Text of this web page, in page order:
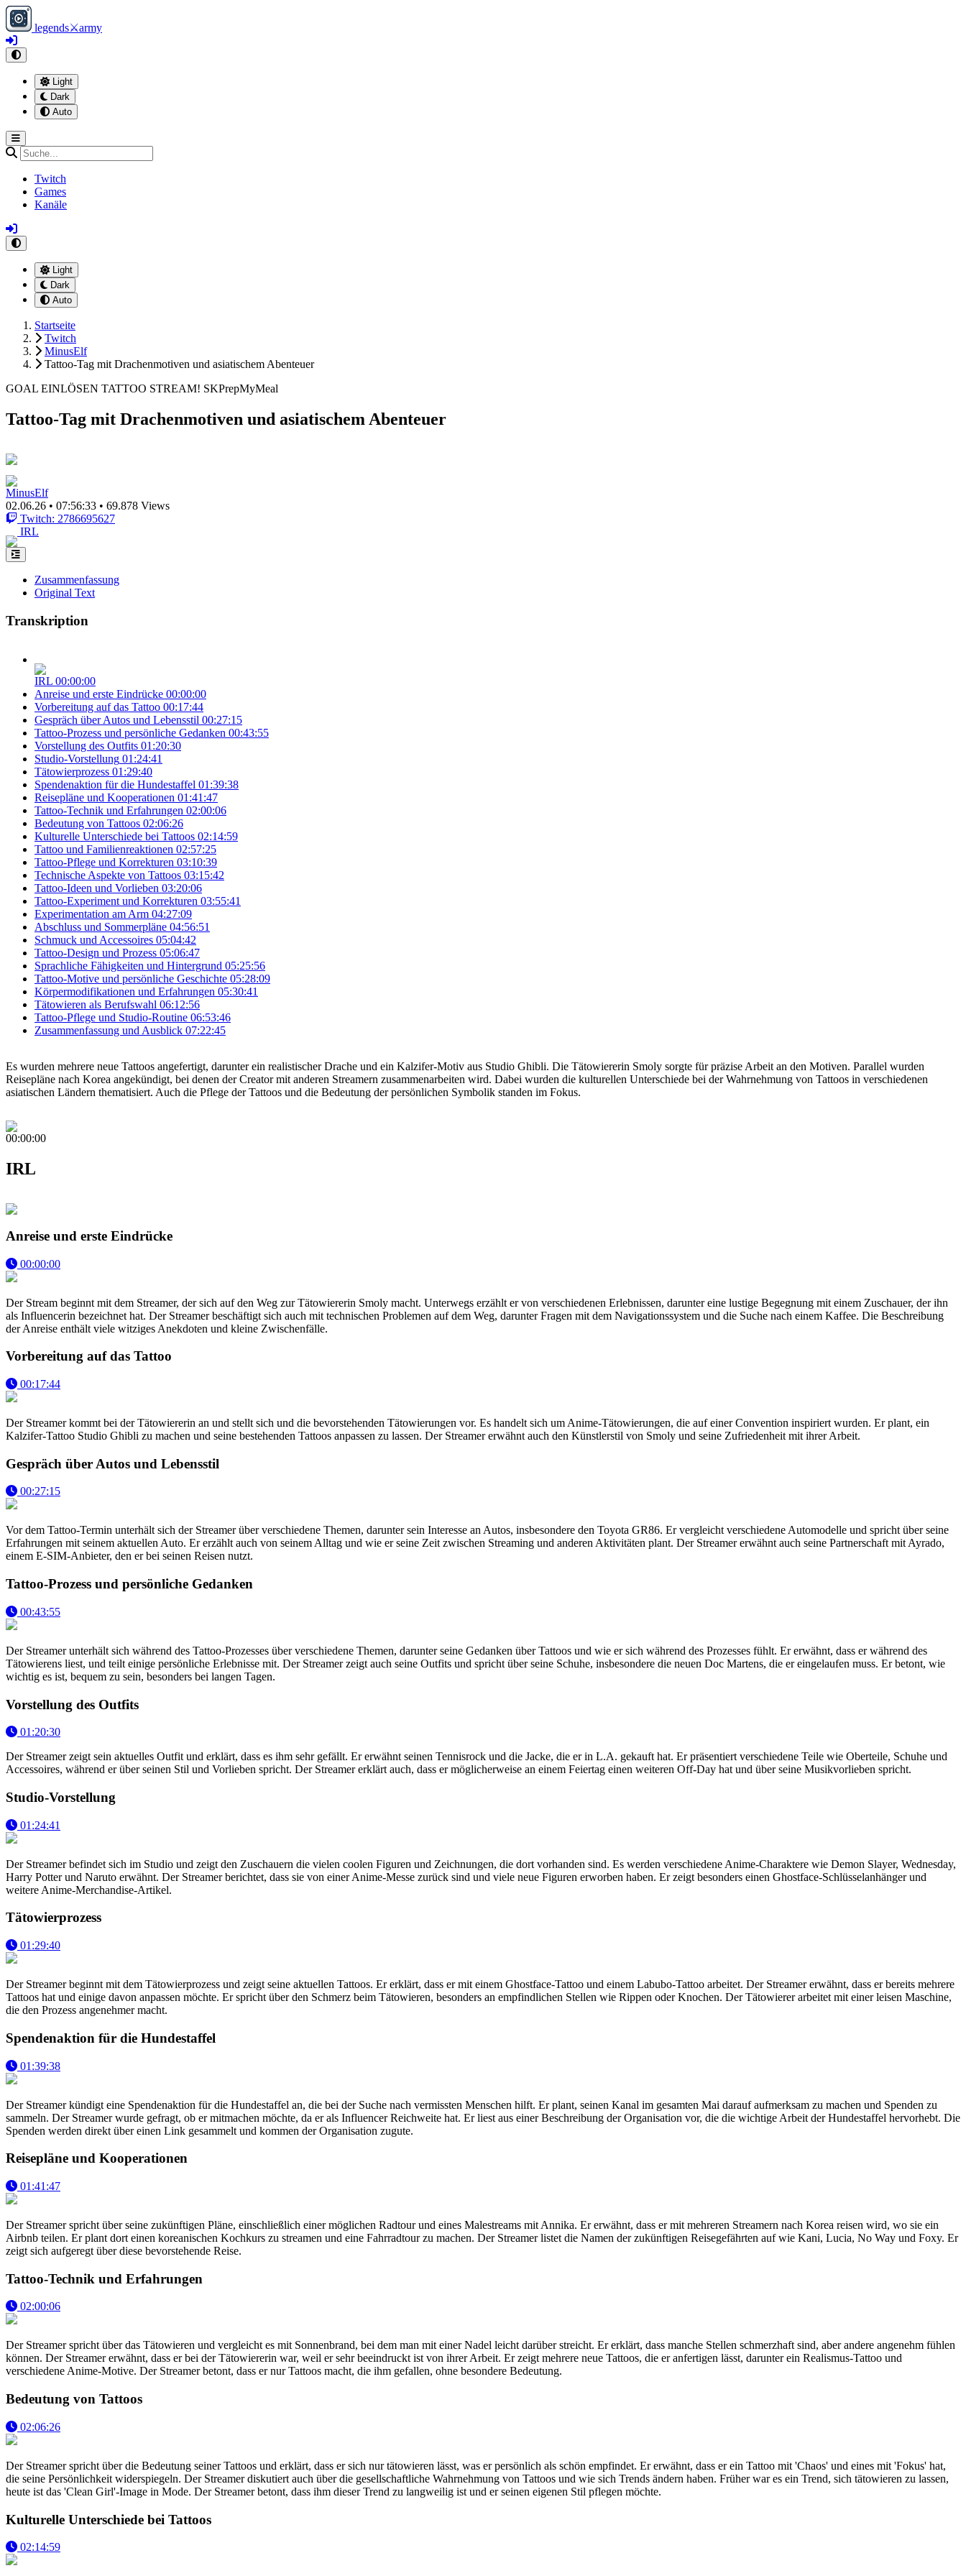
legends⚔army
Light
Dark
Auto
Twitch
Games
Kanäle
Light
Dark
Auto
Startseite
Twitch
MinusElf
Tattoo-Tag mit Drachenmotiven und asiatischem Abenteuer
GOAL EINLÖSEN TATTOO STREAM! SKPrepMyMeal
Tattoo-Tag mit Drachenmotiven und asiatischem Abenteuer
MinusElf
02.06.26 • 07:56:33 • 69.878 Views
Twitch: 2786695627
IRL
Zusammenfassung
Original Text
Transkription
IRL 00:00:00
Anreise und erste Eindrücke 00:00:00
Vorbereitung auf das Tattoo 00:17:44
Gespräch über Autos und Lebensstil 00:27:15
Tattoo-Prozess und persönliche Gedanken 00:43:55
Vorstellung des Outfits 01:20:30
Studio-Vorstellung 01:24:41
Tätowierprozess 01:29:40
Spendenaktion für die Hundestaffel 01:39:38
Reisepläne und Kooperationen 01:41:47
Tattoo-Technik und Erfahrungen 02:00:06
Bedeutung von Tattoos 02:06:26
Kulturelle Unterschiede bei Tattoos 02:14:59
Tattoo und Familienreaktionen 02:57:25
Tattoo-Pflege und Korrekturen 03:10:39
Technische Aspekte von Tattoos 03:15:42
Tattoo-Ideen und Vorlieben 03:20:06
Tattoo-Experiment und Korrekturen 03:55:41
Experimentation am Arm 04:27:09
Abschluss und Sommerpläne 04:56:51
Schmuck und Accessoires 05:04:42
Tattoo-Design und Prozess 05:06:47
Sprachliche Fähigkeiten und Hintergrund 05:25:56
Tattoo-Motive und persönliche Geschichte 05:28:09
Körpermodifikationen und Erfahrungen 05:30:41
Tätowieren als Berufswahl 06:12:56
Tattoo-Pflege und Studio-Routine 06:53:46
Zusammenfassung und Ausblick 07:22:45
Es wurden mehrere neue Tattoos angefertigt, darunter ein realistischer Drache und ein Kalzifer-Motiv aus Studio Ghibli. Die Tätowiererin Smoly sorgte für präzise Arbeit an den Motiven. Parallel wurden
Reisepläne nach Korea angekündigt, bei denen der Creator mit anderen Streamern zusammenarbeiten wird. Dabei wurden die kulturellen Unterschiede bei der Wahrnehmung von Tattoos in verschiedenen
asiatischen Ländern thematisiert. Auch die Pflege der Tattoos und die Bedeutung der persönlichen Symbolik standen im Fokus.
00:00:00
IRL
Anreise und erste Eindrücke
00:00:00
Der Stream beginnt mit dem Streamer, der sich auf den Weg zur Tätowiererin Smoly macht. Unterwegs erzählt er von verschiedenen Erlebnissen, darunter eine lustige Begegnung mit einem Zuschauer, der ihn
als Influencerin bezeichnet hat. Der Streamer beschäftigt sich auch mit technischen Problemen auf dem Weg, darunter Fragen mit dem Navigationssystem und die Suche nach einem Kaffee. Die Beschreibung
der Anreise enthält viele witziges Anekdoten und kleine Zwischenfälle.
Vorbereitung auf das Tattoo
00:17:44
Der Streamer kommt bei der Tätowiererin an und stellt sich und die bevorstehenden Tätowierungen vor. Es handelt sich um Anime-Tätowierungen, die auf einer Convention inspiriert wurden. Er plant, ein
Kalzifer-Tattoo Studio Ghibli zu machen und seine bestehenden Tattoos anpassen zu lassen. Der Streamer erwähnt auch den Künstlerstil von Smoly und seine Zufriedenheit mit ihrer Arbeit.
Gespräch über Autos und Lebensstil
00:27:15
Vor dem Tattoo-Termin unterhält sich der Streamer über verschiedene Themen, darunter sein Interesse an Autos, insbesondere den Toyota GR86. Er vergleicht verschiedene Automodelle und spricht über seine
Erfahrungen mit seinem aktuellen Auto. Er erzählt auch von seinem Alltag und wie er seine Zeit zwischen Streaming und anderen Aktivitäten plant. Der Streamer erwähnt auch seine Partnerschaft mit Ayrado,
einem E-SIM-Anbieter, den er bei seinen Reisen nutzt.
Tattoo-Prozess und persönliche Gedanken
00:43:55
Der Streamer unterhält sich während des Tattoo-Prozesses über verschiedene Themen, darunter seine Gedanken über Tattoos und wie er sich während des Prozesses fühlt. Er erwähnt, dass er während des
Tätowierens liest, und teilt einige persönliche Erlebnisse mit. Der Streamer zeigt auch seine Outfits und spricht über seine Schuhe, insbesondere die neuen Doc Martens, die er eingelaufen muss. Er betont, wie
wichtig es ist, bequem zu sein, besonders bei langen Tagen.
Vorstellung des Outfits
01:20:30
Der Streamer zeigt sein aktuelles Outfit und erklärt, dass es ihm sehr gefällt. Er erwähnt seinen Tennisrock und die Jacke, die er in L.A. gekauft hat. Er präsentiert verschiedene Teile wie Oberteile, Schuhe und
Accessoires, während er über seinen Stil und Vorlieben spricht. Der Streamer erklärt auch, dass er möglicherweise an einem Feiertag einen weiteren Off-Day hat und über seine Musikvorlieben spricht.
Studio-Vorstellung
01:24:41
Der Streamer befindet sich im Studio und zeigt den Zuschauern die vielen coolen Figuren und Zeichnungen, die dort vorhanden sind. Es werden verschiedene Anime-Charaktere wie Demon Slayer, Wednesday,
Harry Potter und Naruto erwähnt. Der Streamer berichtet, dass sie von einer Anime-Messe zurück sind und viele neue Figuren erworben haben. Er zeigt besonders einen Ghostface-Schlüsselanhänger und
weitere Anime-Merchandise-Artikel.
Tätowierprozess
01:29:40
Der Streamer beginnt mit dem Tätowierprozess und zeigt seine aktuellen Tattoos. Er erklärt, dass er mit einem Ghostface-Tattoo und einem Labubo-Tattoo arbeitet. Der Streamer erwähnt, dass er bereits mehrere
Tattoos hat und einige davon anpassen möchte. Er spricht über den Schmerz beim Tätowieren, besonders an empfindlichen Stellen wie Rippen oder Knochen. Der Tätowierer arbeitet mit einer leisen Maschine,
die den Prozess angenehmer macht.
Spendenaktion für die Hundestaffel
01:39:38
Der Streamer kündigt eine Spendenaktion für die Hundestaffel an, die bei der Suche nach vermissten Menschen hilft. Er plant, seinen Kanal im gesamten Mai darauf aufmerksam zu machen und Spenden zu
sammeln. Der Streamer wurde gefragt, ob er mitmachen möchte, da er als Influencer Reichweite hat. Er liest aus einer Beschreibung der Organisation vor, die die wichtige Arbeit der Hundestaffel hervorhebt. Die
Spenden werden direkt über einen Link gesammelt und kommen der Organisation zugute.
Reisepläne und Kooperationen
01:41:47
Der Streamer spricht über seine zukünftigen Pläne, einschließlich einer möglichen Radtour und eines Malestreams mit Annika. Er erwähnt, dass er mit mehreren Streamern nach Korea reisen wird, wo sie ein
Airbnb teilen. Er plant dort einen koreanischen Kochkurs zu streamen und eine Fahrradtour zu machen. Der Streamer listet die Namen der zukünftigen Reisegefährten auf wie Kani, Lucia, No Way und Foxy. Er
zeigt sich aufgeregt über diese bevorstehende Reise.
Tattoo-Technik und Erfahrungen
02:00:06
Der Streamer spricht über das Tätowieren und vergleicht es mit Sonnenbrand, bei dem man mit einer Nadel leicht darüber streicht. Er erklärt, dass manche Stellen schmerzhaft sind, aber andere angenehm fühlen
können. Der Streamer erwähnt, dass er bei der Tätowiererin war, weil er sehr beeindruckt ist von ihrer Arbeit. Er zeigt mehrere neue Tattoos, die er anfertigen lässt, darunter ein Realismus-Tattoo und
verschiedene Anime-Motive. Der Streamer betont, dass er nur Tattoos macht, die ihm gefallen, ohne besondere Bedeutung.
Bedeutung von Tattoos
02:06:26
Der Streamer spricht über die Bedeutung seiner Tattoos und erklärt, dass er sich nur tätowieren lässt, was er persönlich als schön empfindet. Er erwähnt, dass er ein Tattoo mit 'Chaos' und eines mit 'Fokus' hat,
die seine Persönlichkeit widerspiegeln. Der Streamer diskutiert auch über die gesellschaftliche Wahrnehmung von Tattoos und wie sich Trends ändern haben. Früher war es ein Trend, sich tätowieren zu lassen,
heute ist das 'Clean Girl'-Image in Mode. Der Streamer betont, dass ihm dieser Trend zu langweilig ist und er seinen eigenen Stil pflegen möchte.
Kulturelle Unterschiede bei Tattoos
02:14:59